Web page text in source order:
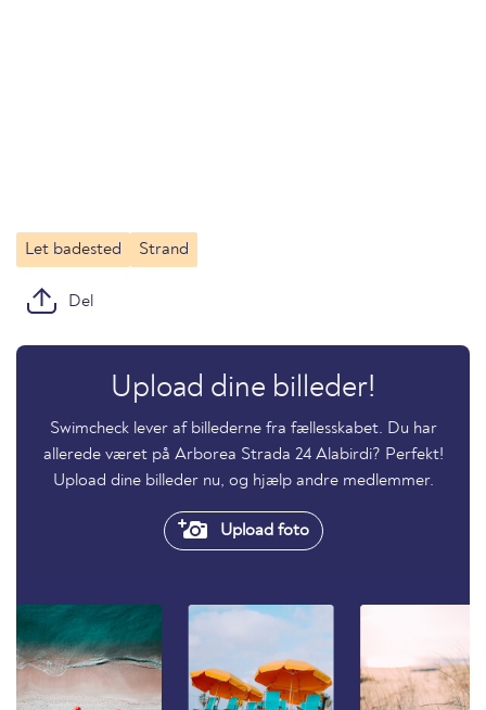
Let badested Strand
Del
Upload dine billeder!
Swimcheck lever af billederne fra fællesskabet. Du har
allerede været på Arborea Strada 24 Alabirdi? Perfekt!
Upload dine billeder nu, og hjælp andre medlemmer.
Upload foto